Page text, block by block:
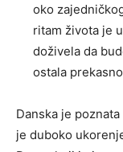
oko
ritam života je
doživela da
ostala
Danska je
je duboko